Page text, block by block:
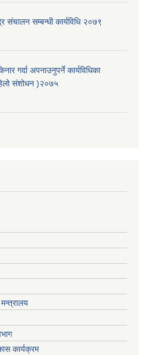
संचालन सम्बन्धी कार्यविधि २०७९
गर्दा अपनाउनुपर्ने कार्यविधिका
संशोधन )२०७५
कार्यक्रम